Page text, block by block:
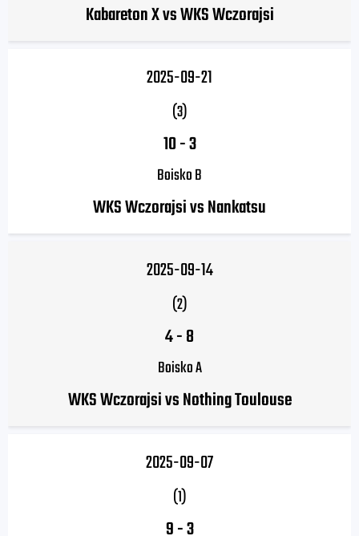
Kabareton X vs WKS Wczorajsi
2025-09-21
(3)
10-3
Boisko B
WKS Wczorajsi vs Nankatsu
2025-09-14
(2)
4-8
Boisko A
WKS Wczorajsi vs Nothing Toulouse
2025-09-07
(1)
9-3